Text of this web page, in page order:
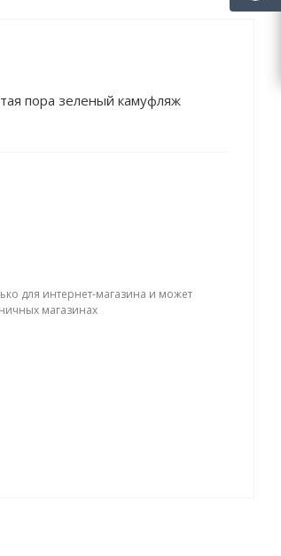
пора зеленый камуфляж
для интернет-магазина и может
магазинах